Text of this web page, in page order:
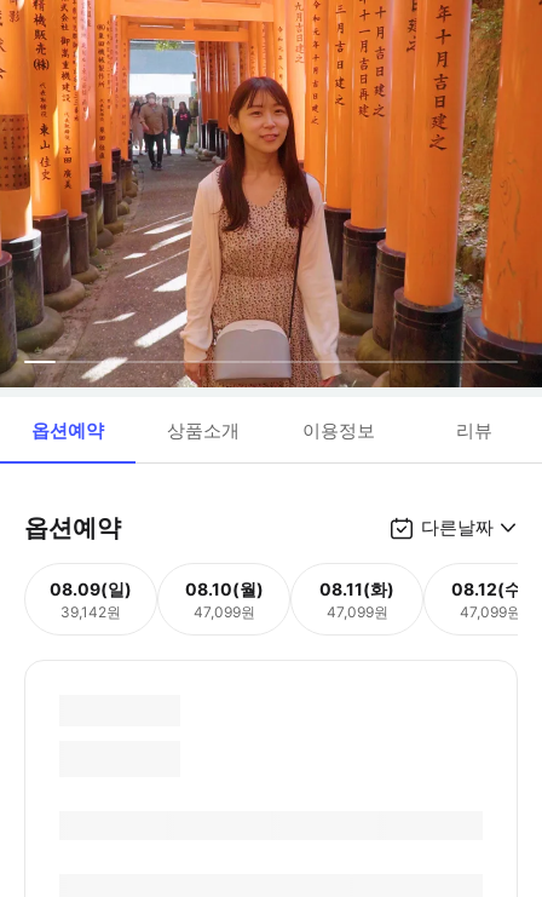
옵션예약 상품소개 이용정보 리뷰
옵션예약 다른날짜
08.09(일)
39,142원
08.10(월)
47,099원
08.11(화)
47,099원
08.12(수)
47,099원